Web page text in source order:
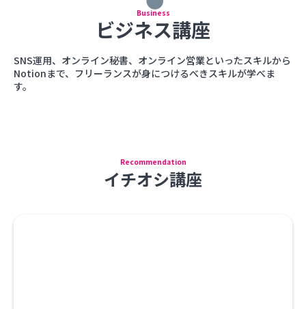
Business
ビジネス講座
SNS運用、オンライン秘書、オンライン営業といったスキルから
Notionまで、フリーランスが身につけるべきスキルが学べま
す。
Recommendation
イチオシ講座